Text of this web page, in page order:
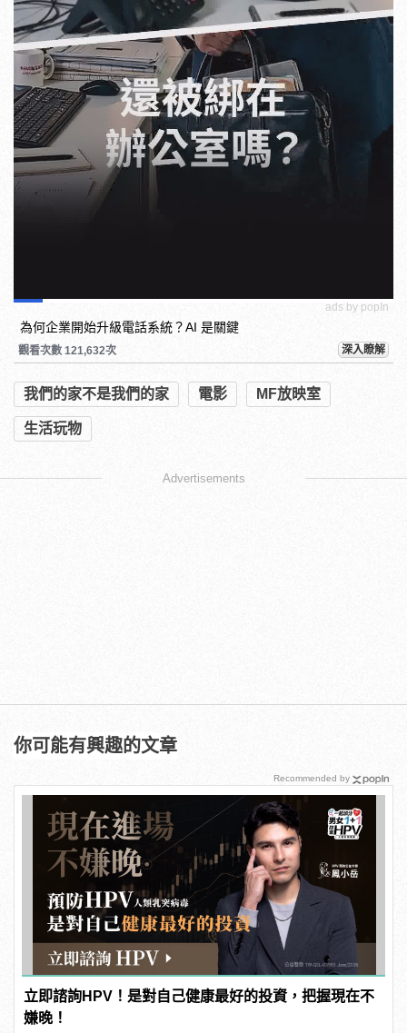
ads by popIn
為何企業開始升級電話系統？AI 是關鍵
觀看次數 121,632次 深入瞭解
我們的家不是我們的家 電影 MF放映室
生活玩物
Advertisements
你可能有興趣的文章
立即諮詢HPV！是對自己健康最好的投資，把握現在不
嫌晚！
Recommended by